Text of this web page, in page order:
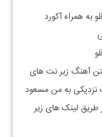
به همراه آکورد
آهنگ زیر نت های
نزدیکی به من مسعود
طریق لینک های زیر